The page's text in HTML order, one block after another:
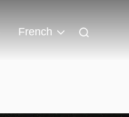
French